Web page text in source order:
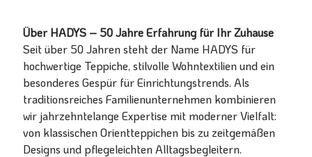
Über HADYS – 50 Jahre Erfahrung für Ihr Zuhause
Seit über 50 Jahren steht der Name HADYS für
hochwertige Teppiche, stilvolle Wohntextilien und ein
besonderes Gespür für Einrichtungstrends. Als
traditionsreiches Familienunternehmen kombinieren
wir jahrzehntelange Expertise mit moderner Vielfalt:
von klassischen Orientteppichen bis zu zeitgemäßen
Designs und pflegeleichten Alltagsbegleitern.